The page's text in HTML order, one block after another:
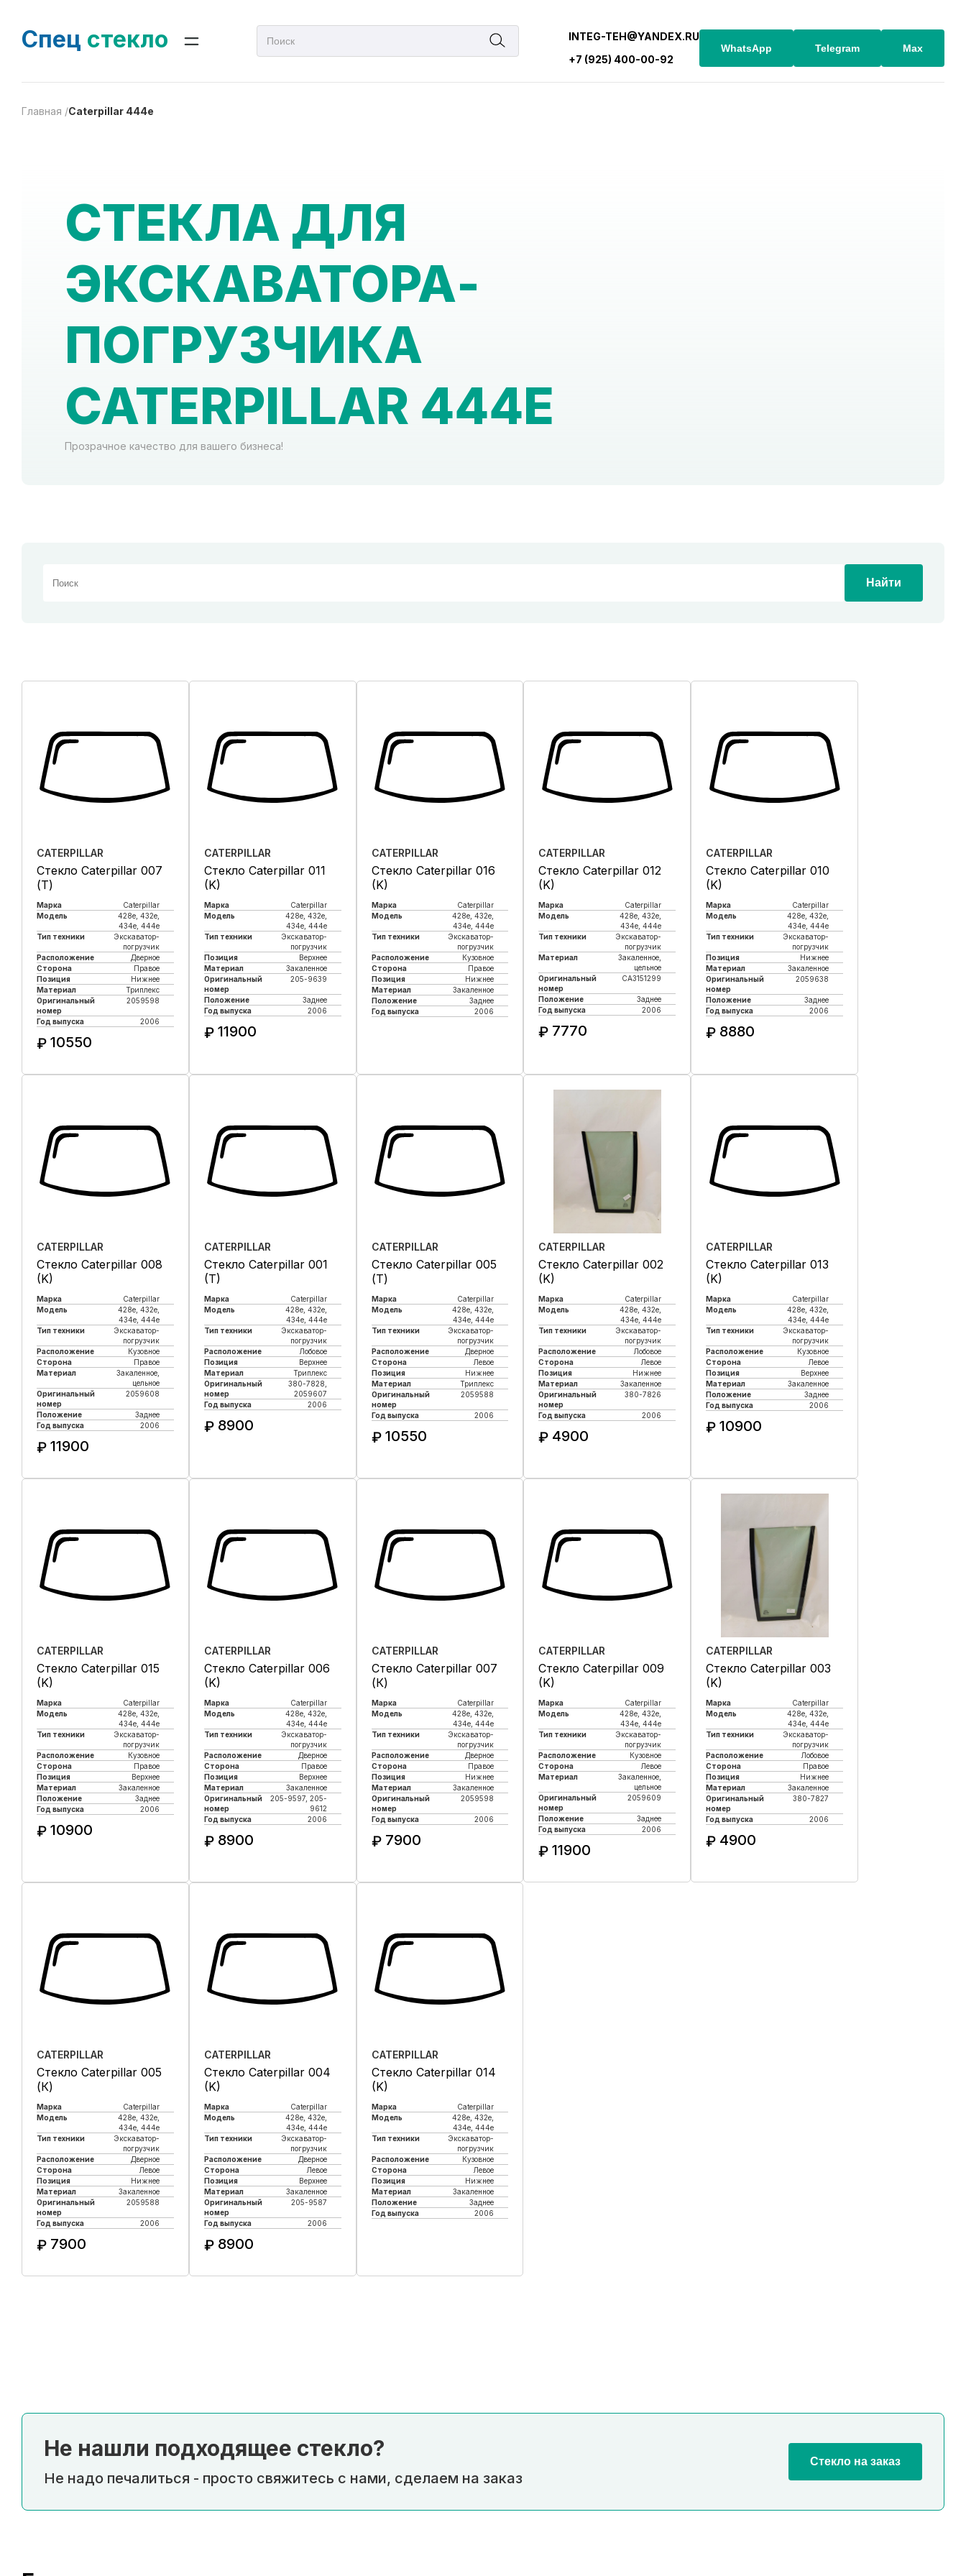
Спец стекло
INTEG-TEH@YANDEX.RU
+7 (925) 400-00-92
WhatsApp Telegram Max
Главная /Caterpillar 444e
СТЕКЛА ДЛЯ
ЭКСКАВАТОРА-
ПОГРУЗЧИКА
CATERPILLAR 444E
Прозрачное качество для вашего бизнеса!
Найти
CATERPILLAR
Стекло Caterpillar 007
(Т)
Марка
Caterpillar
Модель
428e, 432e,
434e, 444e
Тип техники
Экскаватор-
погрузчик
Расположение
Дверное
Сторона
Правое
Позиция
Нижнее
Материал
Триплекс
Оригинальный
номер
2059598
Год выпуска 2006
₽ 10550
CATERPILLAR
Стекло Caterpillar 011
(K)
Марка
Caterpillar
Модель
428e, 432e,
434e, 444e
Тип техники
Экскаватор-
погрузчик
Позиция
Верхнее
Материал
Закаленное
Оригинальный
номер
205-9639
Положение
Заднее
Год выпуска
2006
₽ 11900
CATERPILLAR
Стекло Caterpillar 016
(K)
Марка
Caterpillar
Модель
428e, 432e,
434e, 444e
Тип техники
Экскаватор-
погрузчик
Расположение
Кузовное
Сторона
Правое
Позиция
Нижнее
Материал
Закаленное
Положение
Заднее
Год выпуска
2006
CATERPILLAR
Стекло Caterpillar 012
(K)
Марка
Caterpillar
Модель
428e, 432e,
434e, 444e
Тип техники
Экскаватор-
погрузчик
Материал
Закаленное,
цельное
Оригинальный
номер
CA3151299
Положение
Заднее
Год выпуска
2006
₽ 7770
CATERPILLAR
Стекло Caterpillar 010
(K)
Марка
Caterpillar
Модель
428e, 432e,
434e, 444e
Тип техники
Экскаватор-
погрузчик
Позиция
Нижнее
Материал
Закаленное
Оригинальный
номер
2059638
Положение
Заднее
Год выпуска
2006
₽ 8880
CATERPILLAR
Стекло Caterpillar 008
(K)
Марка
Caterpillar
Модель
428e, 432e,
434e, 444e
Тип техники
Экскаватор-
погрузчик
Расположение
Кузовное
Сторона
Правое
Материал
Закаленное,
цельное
Оригинальный
номер
2059608
Положение
Заднее
Год выпуска
2006
₽ 11900
CATERPILLAR
Стекло Caterpillar 001
(T)
Марка
Caterpillar
Модель
428e, 432e,
434e, 444e
Тип техники
Экскаватор-
погрузчик
Расположение
Лобовое
Позиция
Верхнее
Материал
Триплекс
Оригинальный
номер
380-7828,
2059607
Год выпуска
2006
₽ 8900
CATERPILLAR
Стекло Caterpillar 005
(Т)
Марка
Caterpillar
Модель
428e, 432e,
434e, 444e
Тип техники
Экскаватор-
погрузчик
Расположение
Дверное
Сторона
Левое
Позиция
Нижнее
Материал
Триплекс
Оригинальный
номер
2059588
Год выпуска 2006
₽ 10550
CATERPILLAR
Стекло Caterpillar 002
(K)
Марка
Caterpillar
Модель
428e, 432e,
434e, 444e
Тип техники
Экскаватор-
погрузчик
Расположение
Лобовое
Сторона
Левое
Позиция
Нижнее
Материал
Закаленное
Оригинальный
номер
380-7826
Год выпуска 2006
₽ 4900
CATERPILLAR
Стекло Caterpillar 013
(K)
Марка
Caterpillar
Модель
428e, 432e,
434e, 444e
Тип техники
Экскаватор-
погрузчик
Расположение
Кузовное
Сторона
Левое
Позиция
Верхнее
Материал
Закаленное
Положение
Заднее
Год выпуска
2006
₽10900
CATERPILLAR
Стекло Caterpillar 015
(K)
Марка
Caterpillar
Модель
428e, 432e,
434e, 444e
Тип техники
Экскаватор-
погрузчик
Расположение
Кузовное
Сторона
Правое
Позиция
Верхнее
Материал
Закаленное
Положение
Заднее
Год выпуска
2006
₽ 10900
CATERPILLAR
Стекло Caterpillar 006
(K)
Марка
Caterpillar
Модель
428e, 432e,
434e, 444e
Тип техники
Экскаватор-
погрузчик
Расположение
Дверное
Сторона
Правое
Позиция
Верхнее
Материал
Закаленное
Оригинальный
номер
205-9597, 205-
9612
Год выпуска
2006
₽ 8900
CATERPILLAR
Стекло Caterpillar 007
(К)
Марка
Caterpillar
Модель
428e, 432e,
434e, 444e
Тип техники
Экскаватор-
погрузчик
Расположение
Дверное
Сторона
Правое
Позиция
Нижнее
Материал
Закаленное
Оригинальный
номер
2059598
Год выпуска 2006
₽ 7900
CATERPILLAR
Стекло Caterpillar 009
(K)
Марка
Caterpillar
Модель
428e, 432e,
434e, 444e
Тип техники
Экскаватор-
погрузчик
Расположение
Кузовное
Сторона
Левое
Материал
Закаленное,
цельное
Оригинальный
номер
2059609
Положение
Заднее
Год выпуска
2006
₽11900
CATERPILLAR
Стекло Caterpillar 003
(K)
Марка
Caterpillar
Модель
428e, 432e,
434e, 444e
Тип техники
Экскаватор-
погрузчик
Расположение
Лобовое
Сторона
Правое
Позиция
Нижнее
Материал
Закаленное
Оригинальный
номер
380-7827
Год выпуска 2006
₽ 4900
CATERPILLAR
Стекло Caterpillar 005
(К)
Марка
Caterpillar
Модель
428e, 432e,
434e, 444e
Тип техники
Экскаватор-
погрузчик
Расположение
Дверное
Сторона
Левое
Позиция
Нижнее
Материал
Закаленное
Оригинальный
номер
2059588
Год выпуска 2006
₽ 7900
CATERPILLAR
Стекло Caterpillar 004
(K)
Марка
Caterpillar
Модель
428e, 432e,
434e, 444e
Тип техники
Экскаватор-
погрузчик
Расположение
Дверное
Сторона
Левое
Позиция
Верхнее
Материал
Закаленное
Оригинальный
номер
205-9587
Год выпуска 2006
₽ 8900
CATERPILLAR
Стекло Caterpillar 014
(K)
Марка
Caterpillar
Модель
428e, 432e,
434e, 444e
Тип техники
Экскаватор-
погрузчик
Расположение
Кузовное
Сторона
Левое
Позиция
Нижнее
Материал
Закаленное
Положение
Заднее
Год выпуска
2006
Не нашли подходящее стекло?
Не надо печалиться - просто свяжитесь с нами, сделаем на заказ
Стекло на заказ